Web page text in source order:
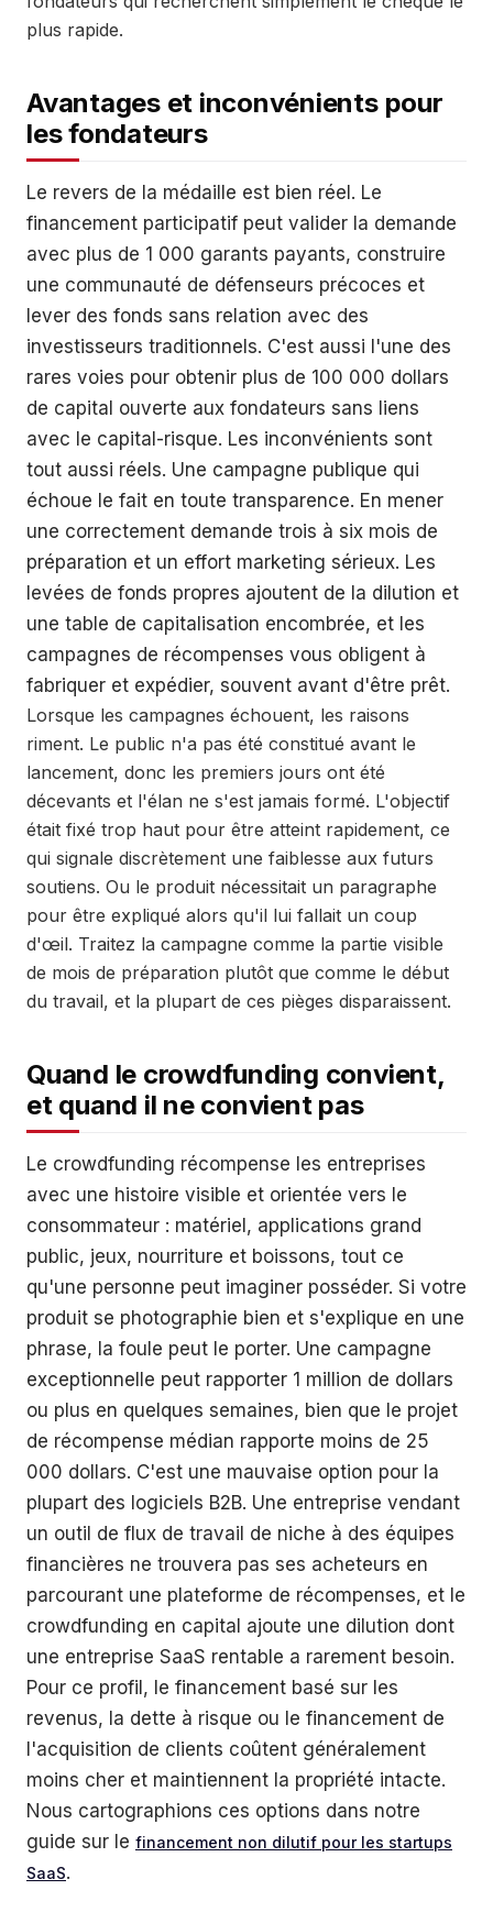
plus rapide.
Avantages et inconvénients pour
les fondateurs
Le revers de la médaille est bien réel. Le
financement participatif peut valider la demande
avec plus de 1 000 garants payants, construire
une communauté de défenseurs précoces et
lever des fonds sans relation avec des
investisseurs traditionnels. C'est aussi l'une des
rares voies pour obtenir plus de 100 000 dollars
de capital ouverte aux fondateurs sans liens
avec le capital-risque. Les inconvénients sont
tout aussi réels. Une campagne publique qui
échoue le fait en toute transparence. En mener
une correctement demande trois à six mois de
préparation et un effort marketing sérieux. Les
levées de fonds propres ajoutent de la dilution et
une table de capitalisation encombrée, et les
campagnes de récompenses vous obligent à
fabriquer et expédier, souvent avant d'être prêt.
Lorsque les campagnes échouent, les raisons
riment. Le public n'a pas été constitué avant le
lancement, donc les premiers jours ont été
décevants et l'élan ne s'est jamais formé. L'objectif
était fixé trop haut pour être atteint rapidement, ce
qui signale discrètement une faiblesse aux futurs
soutiens. Ou le produit nécessitait un paragraphe
pour être expliqué alors qu'il lui fallait un coup
d'œil. Traitez la campagne comme la partie visible
de mois de préparation plutôt que comme le début
du travail, et la plupart de ces pièges disparaissent.
Quand le crowdfunding convient,
et quand il ne convient pas
Le crowdfunding récompense les entreprises
avec une histoire visible et orientée vers le
consommateur : matériel, applications grand
public, jeux, nourriture et boissons, tout ce
qu'une personne peut imaginer posséder. Si votre
produit se photographie bien et s'explique en une
phrase, la foule peut le porter. Une campagne
exceptionnelle peut rapporter 1 million de dollars
ou plus en quelques semaines, bien que le projet
de récompense médian rapporte moins de 25
000 dollars. C'est une mauvaise option pour la
plupart des logiciels B2B. Une entreprise vendant
un outil de flux de travail de niche à des équipes
financières ne trouvera pas ses acheteurs en
parcourant une plateforme de récompenses, et le
crowdfunding en capital ajoute une dilution dont
une entreprise SaaS rentable a rarement besoin.
Pour ce profil, le financement basé sur les
revenus, la dette à risque ou le financement de
l'acquisition de clients coûtent généralement
moins cher et maintiennent la propriété intacte.
Nous cartographions ces options dans notre
guide sur le financement non dilutif pour les startups
SaaS.